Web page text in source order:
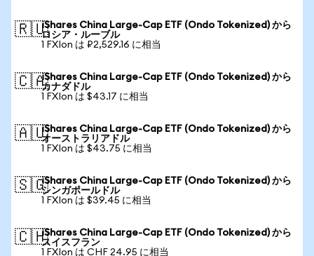
🇷🇺iShares China Large-Cap ETF (Ondo Tokenized) から
ロシア・ルーブル
1 FXIon は ₽2,529.16 に相当
🇨🇦iShares China Large-Cap ETF (Ondo Tokenized) から
カナダドル
1 FXIon は $43.17 に相当
🇦🇺iShares China Large-Cap ETF (Ondo Tokenized) から
オーストラリアドル
1 FXIon は $43.75 に相当
🇸🇬iShares China Large-Cap ETF (Ondo Tokenized) から
シンガポールドル
1 FXIon は $39.45 に相当
🇨🇭iShares China Large-Cap ETF (Ondo Tokenized) から
スイスフラン
1 FXIon は CHF 24.95 に相当